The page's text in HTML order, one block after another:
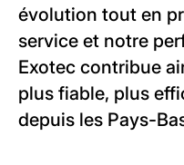
évolution tout en
service et notre
Exotec contribue
plus fiable, plus
depuis les Pays-